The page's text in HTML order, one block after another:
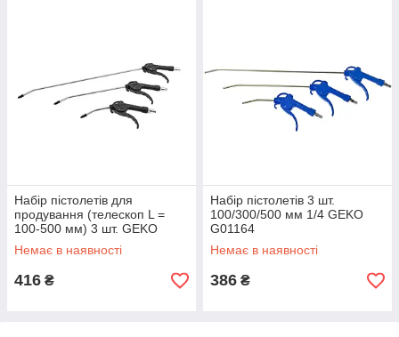
Набір пістолетів для
продування (телескоп L =
100-500 мм) 3 шт. GEKO
G03127
Немає в наявності
416 ₴
Набір пістолетів 3 шт.
100/300/500 мм 1/4 GEKO
G01164
Немає в наявності
386 ₴